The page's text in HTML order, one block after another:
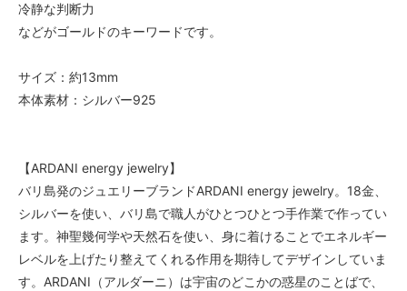
冷静な判断力
などがゴールドのキーワードです。
サイズ：約13mm
本体素材：シルバー925
【ARDANI energy jewelry】
バリ島発のジュエリーブランドARDANI energy jewelry。18金、
シルバーを使い、バリ島で職人がひとつひとつ手作業で作ってい
ます。神聖幾何学や天然石を使い、身に着けることでエネルギー
レベルを上げたり整えてくれる作用を期待してデザインしていま
す。ARDANI（アルダーニ）は宇宙のどこかの惑星のことばで、